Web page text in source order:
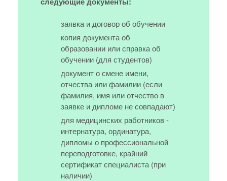
заявка и договор об обучении
копия документа об
образовании или справка об
обучении (для студентов)
документ о смене имени,
отчества или фамилии (если
фамилия, имя или отчество в
заявке и дипломе не совпадают)
для медицинских работников -
интернатура, ординатура,
дипломы о профессиональной
переподготовке, крайний
сертификат специалиста (при
наличии)